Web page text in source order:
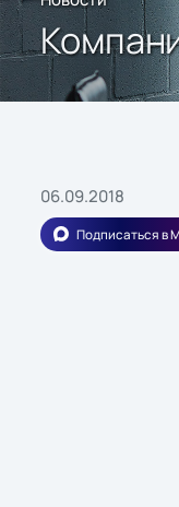
06.09.2018
Подписаться в